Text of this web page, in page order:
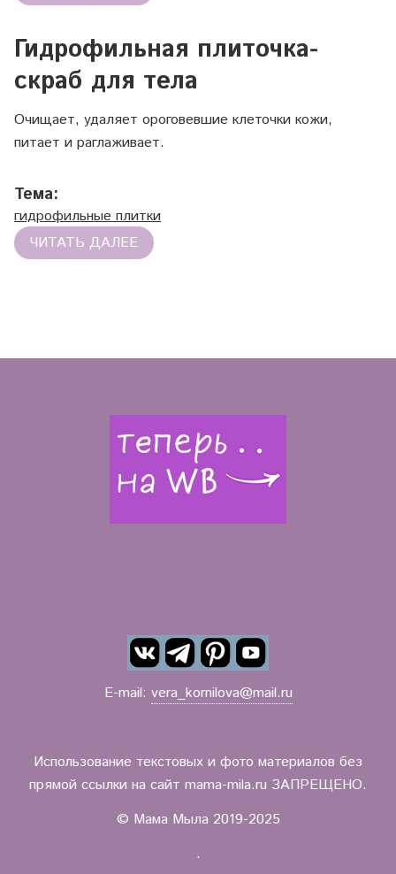
Гидрофильная плиточка-
скраб для тела
Очищает, удаляет ороговевшие клеточки кожи,
питает и раглаживает.
Тема:
гидрофильные плитки
ЧИТАТЬ ДАЛЕЕ
E-mail: vera_kornilova@mail.ru
Использование текстовых и фото материалов без
прямой ссылки на сайт mama-mila.ru ЗАПРЕЩЕНО.
© Мама Мыла 2019-2025
.